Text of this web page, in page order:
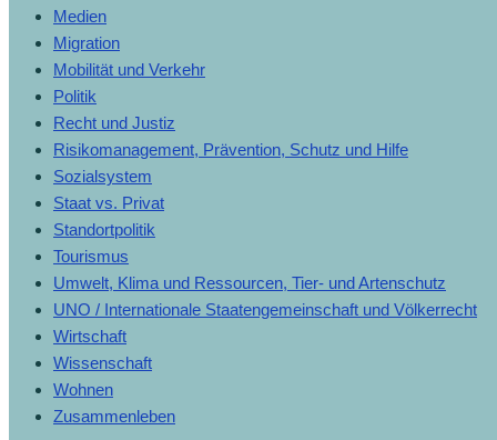
Medien
Migration
Mobilität und Verkehr
Politik
Recht und Justiz
Risikomanagement, Prävention, Schutz und Hilfe
Sozialsystem
Staat vs. Privat
Standortpolitik
Tourismus
Umwelt, Klima und Ressourcen, Tier- und Artenschutz
UNO / Internationale Staatengemeinschaft und Völkerrecht
Wirtschaft
Wissenschaft
Wohnen
Zusammenleben